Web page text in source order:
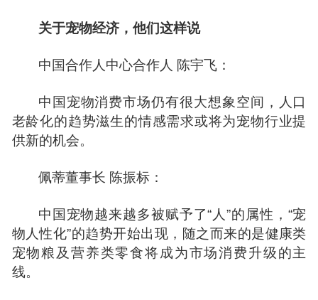
关于宠物经济，他们这样说
中国合作人中心合作人 陈宇飞：
中国宠物消费市场仍有很大想象空间，人口
老龄化的趋势滋生的情感需求或将为宠物行业提
供新的机会。
佩蒂董事长 陈振标：
中国宠物越来越多被赋予了“人”的属性，“宠
物人性化”的趋势开始出现，随之而来的是健康类
宠物粮及营养类零食将成为市场消费升级的主
线。